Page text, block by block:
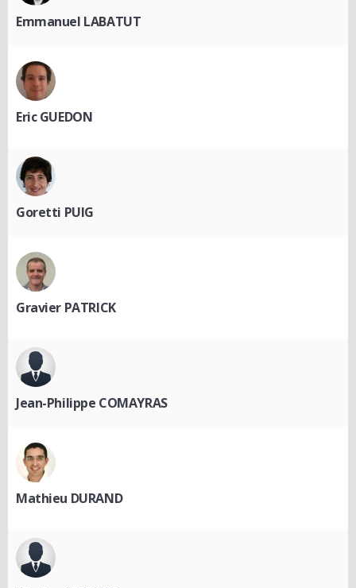
Emmanuel LABATUT
Eric GUEDON
Goretti PUIG
Gravier PATRICK
Jean-Philippe COMAYRAS
Mathieu DURAND